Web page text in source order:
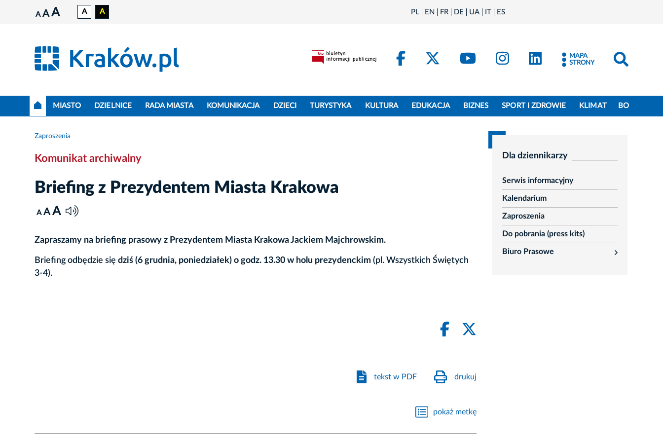
A A A A A PL EN FR DE UA IT ES
FacebookKraków - X
Kraków - YouTube
Kraków - Instagram
Kraków - LinkedIn
MAPA
STRONY
MIASTO DZIELNICE RADA MIASTA KOMUNIKACJA DZIECI TURYSTYKA KULTURA EDUKACJA BIZNES SPORT I ZDROWIE KLIMAT BO
Zaproszenia
Komunikat archiwalny
Briefing z Prezydentem Miasta Krakowa
A A A
Zapraszamy na briefing prasowy z Prezydentem Miasta Krakowa Jackiem Majchrowskim.
Briefing odbędzie się dziś (6 grudnia, poniedziałek) o godz. 13.30 w holu prezydenckim (pl. Wszystkich Świętych
3-4).
tekst w PDF drukuj
pokaż metkę
Dla dziennikarzy
Serwis informacyjny
Kalendarium
Zaproszenia
Do pobrania (press kits)
Biuro Prasowe
rozwiń